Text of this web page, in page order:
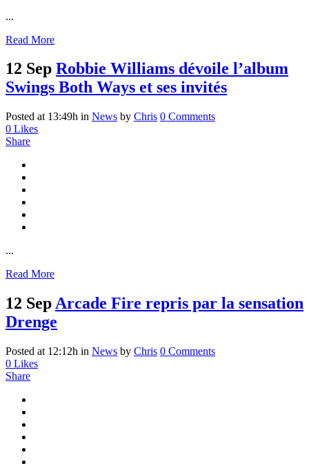
...
Read More
12 Sep Robbie Williams dévoile l’album
Swings Both Ways et ses invités
Posted at 13:49h in News by Chris 0 Comments
0 Likes
Share
...
Read More
12 SepArcade Fire repris par la sensation
Drenge
Posted at 12:12h in News by Chris 0 Comments
0 Likes
Share